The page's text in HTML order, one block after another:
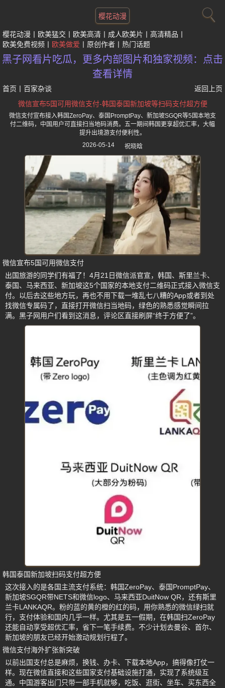
樱花动漫
樱花动漫 欧美猛交 欧美高清 成人欧美片
高清精品
欧美免费视频
欧美做爱 原创作者 热门话题
黑子网看片吃瓜，更多内部图片和独家视频：点击
查看详情
首页 百家杂谈
返回上页
微信宣布5国可用微信支付-韩国泰国新加坡等扫码支付超方便
微信支付宣布接入韩国ZeroPay、泰国PromptPay、新加坡SGQR等5国本地支
付二维码，中国用户可直接扫当地码消费。五一期间韩国更享超优汇率，大幅
提升出境游支付便利性。
2026-05-14
祝晓晗
微信宣布5国可用微信支付
出国旅游的同学们有福了！4月21日微信派官宣，韩国、斯里兰卡、
泰国、马来西亚、新加坡这5个国家的本地支付二维码正式接入微信支
付。以后去这些地方玩，再也不用下载一堆乱七八糟的App或者到处
找微信专属码了，直接打开微信扫当地码，绿色的熟悉感觉瞬间拉
满。黑子网用户们看到这消息，评论区直接刷屏“终于方便了”。
韩国泰国新加坡扫码支付超方便
这次接入的是各国主流支付系统：韩国ZeroPay、泰国PromptPay、
新加坡SGQR带NETS和微信logo、马来西亚DuitNow QR，还有斯里
兰卡LANKAQR。粉的蓝的黄的橙的红的码，用你熟悉的微信绿扫就
行，支付体验和国内几乎一样。尤其是五一假期，在韩国扫ZeroPay
还能自动享受超优汇率，省下一笔手续费。不少计划去曼谷、首尔、
新加坡的朋友已经开始激动规划行程了。
微信支付海外扩张新突破
以前出国支付总是麻烦，换钱、办卡、下载本地App，搞得像打仗一
样。现在微信直接和这些国家支付基础设施打通，实现了系统级互
通。中国游客出门只带一部手机就够，吃饭、逛街、坐车、买东西全